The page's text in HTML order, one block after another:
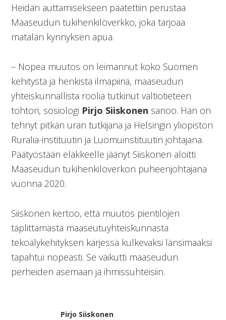
Heidän auttamisekseen päätettiin perustaa
Maaseudun tukihenkilöverkko, joka tarjoaa
matalan kynnyksen apua.
– Nopea muutos on leimannut koko Suomen
kehitystä ja henkistä ilmapiiriä, maaseudun
yhteiskunnallista roolia tutkinut valtiotieteen
tohtori, sosiologi Pirjo Siiskonen sanoo. Hän on
tehnyt pitkän uran tutkijana ja Helsingin yliopiston
Ruralia-instituutin ja Luomuinstituutin johtajana.
Päätyöstään eläkkeelle jäänyt Siiskonen aloitti
Maaseudun tukihenkilöverkon puheenjohtajana
vuonna 2020.
Siiskonen kertoo, että muutos pientilojen
täplittämästä maaseutuyhteiskunnasta
tekoälykehityksen kärjessä kulkevaksi länsimaaksi
tapahtui nopeasti. Se vaikutti maaseudun
perheiden asemaan ja ihmissuhteisiin.
Pirjo Siiskonen